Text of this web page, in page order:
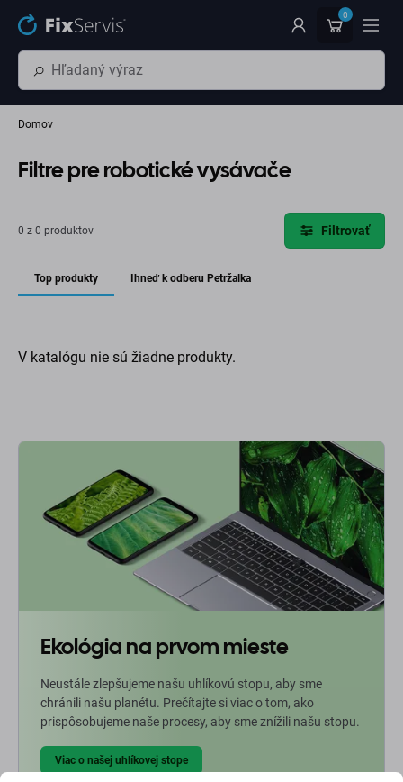
Preskočiť na hlavný obsah 0
Domov
Filtre pre robotické vysávače
0 z 0 produktov Filtrovať
Top produkty Ihneď k odberu Petržalka
V katalógu nie sú žiadne produkty.
Ekológia na prvom mieste
Neustále zlepšujeme našu uhlíkovú stopu, aby sme
chránili našu planétu. Prečítajte si viac o tom, ako
prispôsobujeme naše procesy, aby sme znížili našu stopu.
Viac o našej uhlíkovej stope